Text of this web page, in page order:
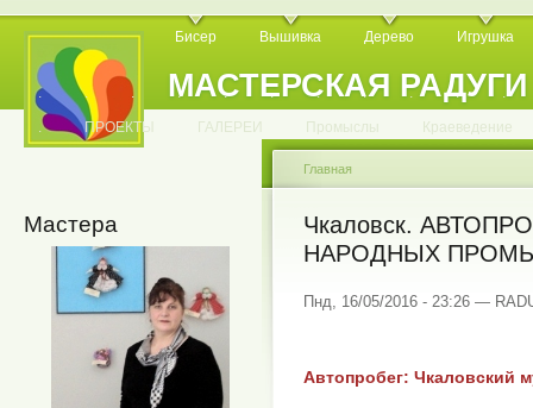
МАСТЕРСКАЯ РАДУГИ
Бисер Вышивка Дерево Игрушка
. . . . . . . . . . .
. ПРОЕКТЫ ГАЛЕРЕИ Промыслы Краеведение
Мастера
Главная
Чкаловск.
НАРОДНЫХ
Пнд, 16/05/2016 - 23:26 —
Автопробег: Чкаловский